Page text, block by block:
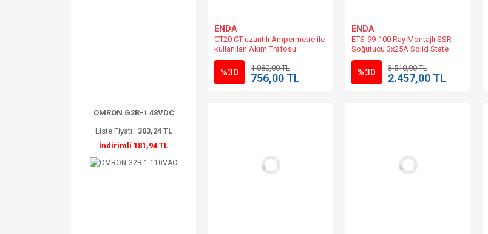
OMRON G2R-1 48VDC
Liste Fiyatı : 303,24 TL
İndirimli 181,94 TL
ENDA
CT20 CT uzantılı Ampermetre ile
kullanılan Akım Trafosu
(Max.300A) ENDA |
%30 1.080,00 TL
756,00 TL
ENDA
ETS-99-100 Ray Montajlı SSR
Soğutucu 3x25A Solid State
Role İçin Ebat 99x87x100 ENDA |
%30 3.510,00 TL
2.457,00 TL